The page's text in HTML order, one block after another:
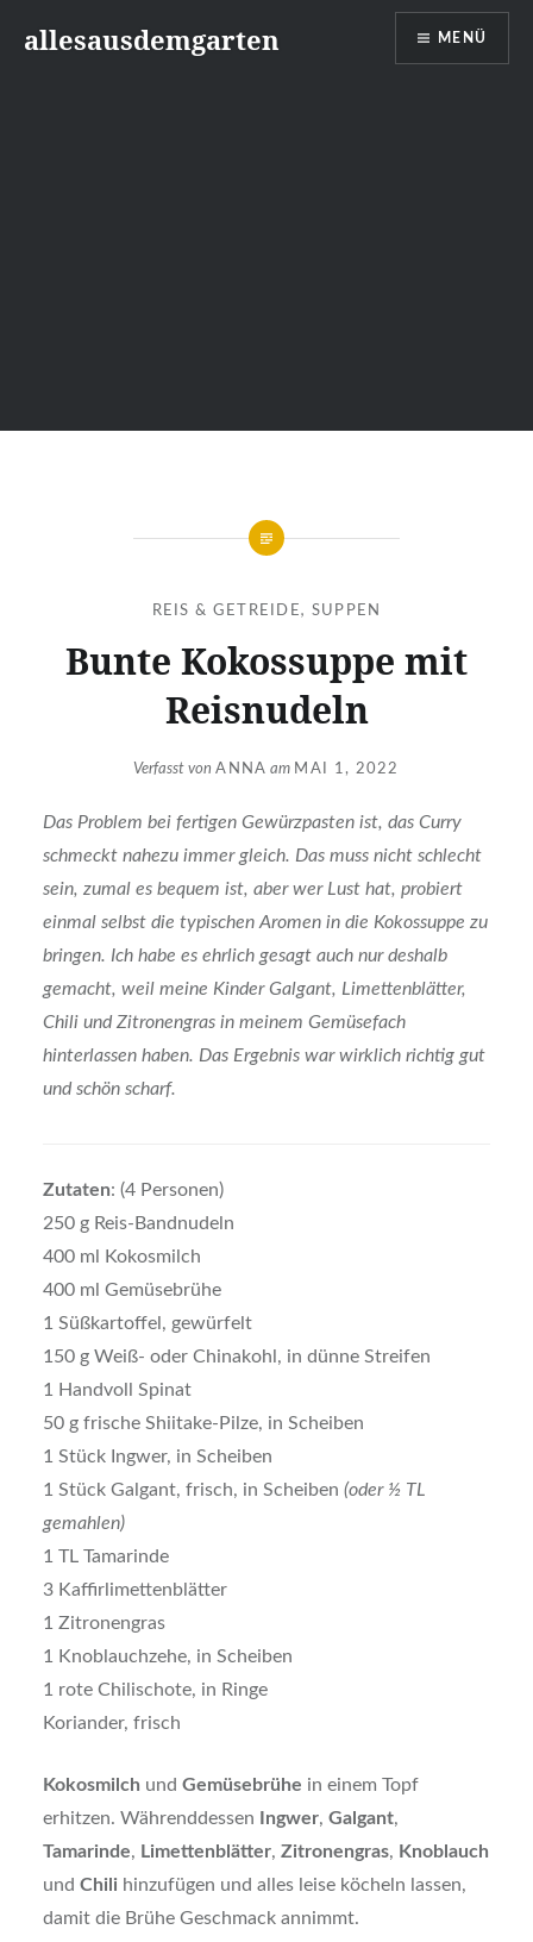
Inhaltallesausdemgarten MENÜ
REIS & GETREIDE, SUPPEN
Bunte Kokossuppe mit
Reisnudeln
Verfasst vonANNA am MAI 1, 2022
Das Problem bei fertigen Gewürzpasten ist, das Curry
schmeckt nahezu immer gleich. Das muss nicht schlecht
sein, zumal es bequem ist, aber wer Lust hat, probiert
einmal selbst die typischen Aromen in die Kokossuppe zu
bringen. Ich habe es ehrlich gesagt auch nur deshalb
gemacht, weil meine Kinder Galgant, Limettenblätter,
Chili und Zitronengras in meinem Gemüsefach
hinterlassen haben. Das Ergebnis war wirklich richtig gut
und schön scharf.
Zutaten: (4 Personen)
250 g Reis-Bandnudeln
400 ml Kokosmilch
400 ml Gemüsebrühe
1 Süßkartoffel, gewürfelt
150 g Weiß- oder Chinakohl, in dünne Streifen
1 Handvoll Spinat
50 g frische Shiitake-Pilze, in Scheiben
1 Stück Ingwer, in Scheiben
1 Stück Galgant, frisch, in Scheiben (oder ½ TL
gemahlen)
1 TL Tamarinde
3 Kaffirlimettenblätter
1 Zitronengras
1 Knoblauchzehe, in Scheiben
1 rote Chilischote, in Ringe
Koriander, frisch
Kokosmilch und Gemüsebrühe in einem Topf
erhitzen. Währenddessen
Ingwer, Galgant,
Tamarinde, Limettenblätter, Zitronengras, Knoblauch
und Chili hinzufügen und alles leise köcheln lassen,
damit die Brühe Geschmack annimmt.